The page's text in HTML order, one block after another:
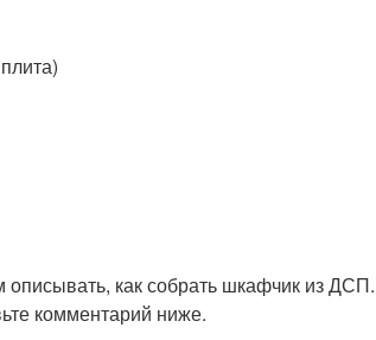
как собрать шкафчик из
комментарий ниже.